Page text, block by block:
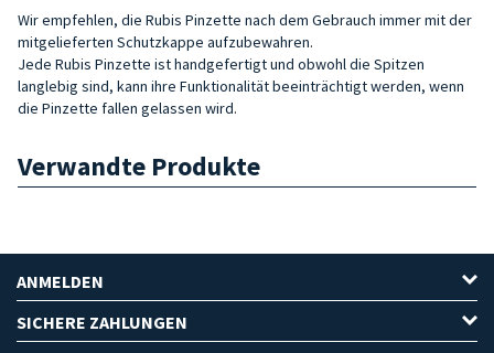
Wir empfehlen, die Rubis Pinzette nach dem Gebrauch immer mit der
mitgelieferten Schutzkappe aufzubewahren.
Jede Rubis Pinzette ist handgefertigt und obwohl die Spitzen
langlebig sind, kann ihre Funktionalität beeinträchtigt werden, wenn
die Pinzette fallen gelassen wird.
Verwandte Produkte
ANMELDEN
SICHERE ZAHLUNGEN